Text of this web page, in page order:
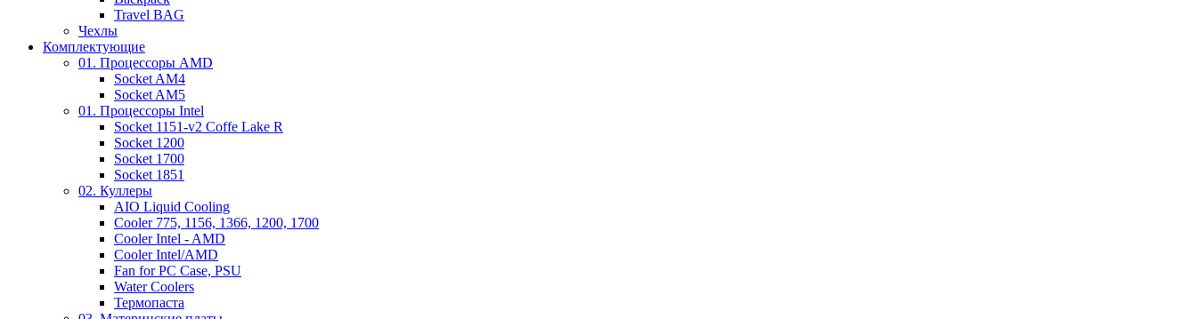
Travel BAG
Чехлы
Комплектующие
01. Процессоры AMD
Socket AM4
Socket AM5
01. Процессоры Intel
Socket 1151-v2 Coffe Lake R
Socket 1200
Socket 1700
Socket 1851
02. Куллеры
AIO Liquid Cooling
Cooler 775, 1156, 1366, 1200, 1700
Cooler Intel - AMD
Cooler Intel/AMD
Fan for PC Case, PSU
Water Coolers
Термопаста